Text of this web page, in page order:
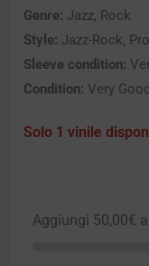
Genre: Jazz, Rock
Style: Jazz-Rock,
Sleeve condition:
Condition: Very
Solo 1 vinile
Aggiungi 50,00€